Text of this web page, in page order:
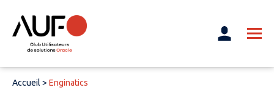
Accueil > Enginatics